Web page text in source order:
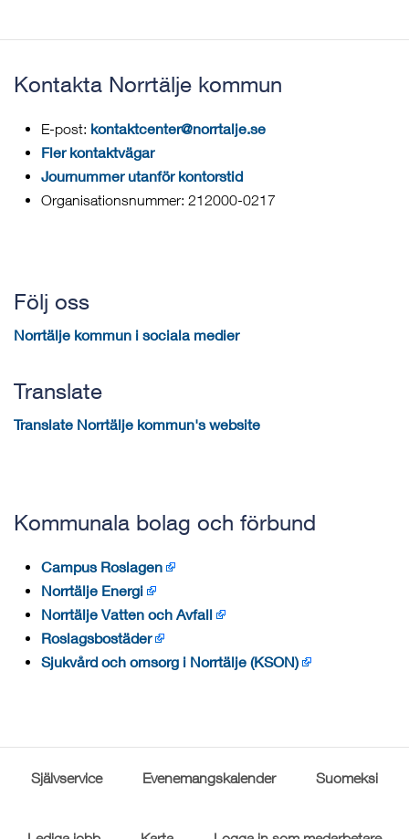
Kontakta Norrtälje kommun
E-post: kontaktcenter@norrtalje.se
Fler kontaktvägar
Journummer utanför kontorstid
Organisationsnummer: 212000-0217
Följ oss
Norrtälje kommun i sociala medier
Translate
Translate Norrtälje kommun's website
Kommunala bolag och förbund
Campus Roslagen
Norrtälje Energi
Norrtälje Vatten och Avfall
Roslagsbostäder
Sjukvård och omsorg i Norrtälje (KSON)
Självservice Evenemangskalender Suomeksi